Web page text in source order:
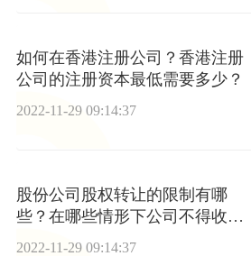
如何在香港注册公司？香港注册
公司的注册资本最低需要多少？
2022-11-29 09:14:37
股份公司股权转让的限制有哪
些？在哪些情形下公司不得收购
2022-11-29 09:14:37